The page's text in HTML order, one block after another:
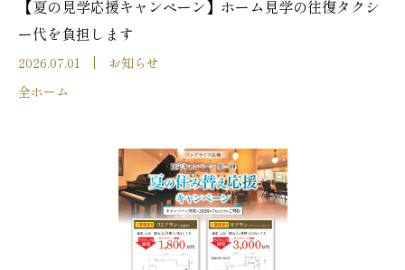
【夏の見学応援キャンペーン】ホーム見学の往復タクシ
ー代を負担します
2026.07.01
お知らせ
全ホーム